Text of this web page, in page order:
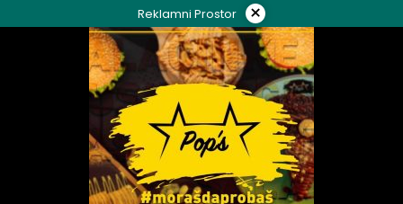
to
Reklamni Prostor ×